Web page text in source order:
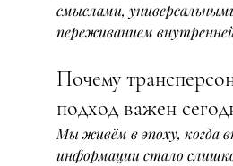
смыслами,
переживанием
Почему
подход важен
Мы живём в эпоху, когда
информации стало